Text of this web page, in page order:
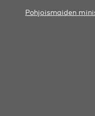
Pohjoismaiden